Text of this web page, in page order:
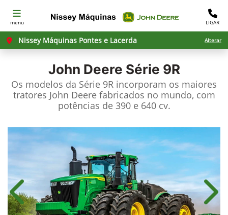
menu LIGAR
Nissey Máquinas Pontes e Lacerda Alterar
John Deere Série 9R
Os modelos da Série 9R incorporam os maiores
tratores John Deere fabricados no mundo, com
potências de 390 e 640 cv.
Anterior